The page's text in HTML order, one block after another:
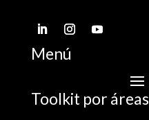
Menú
Toolkit por áreas